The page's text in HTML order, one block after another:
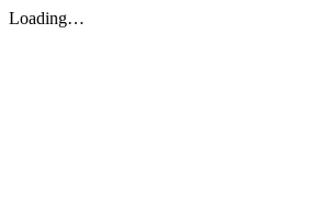
Loading…